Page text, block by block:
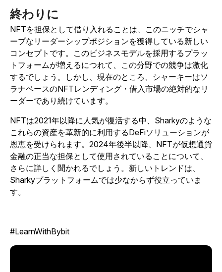
終わりに
NFTを担保として借り入れることは、このニッチでシャ
ープなリーダーシップポジションを獲得している新しい
コンセプトです。このビジネスモデルを採用するプラッ
トフォームが増えるにつれて、この分野での競争は激化
するでしょう。しかし、現在のところ、シャーキーはソ
ラナベースのNFTレンディング・借入市場の絶対的なリ
ーダーであり続けています。
NFTは2021年以降に人気が復活する中、Sharkyのような
これらの資産を革新的に利用するDeFiソリューションが
恩恵を受けられます。2024年後半以降、NFTが仮想通貨
金融の正当な担保として使用されていることについて、
さらに詳しく聞かれるでしょう。新しいトレンドは、
Sharkyプラットフォームでは少なからず役立っていま
す。
#LearnWithBybit